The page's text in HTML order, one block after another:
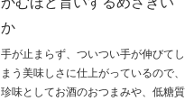
か
手が止まらず、ついつい手が伸びてし
まう美味しさに仕上がっているので、
珍味としてお酒のおつまみや、低糖質